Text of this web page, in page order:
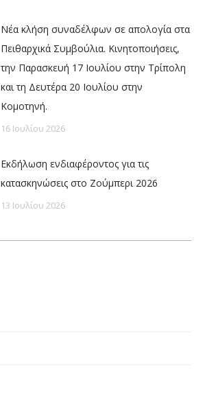
Νέα κλήση συναδέλφων σε απολογία στα
Πειθαρχικά Συμβούλια. Κινητοποιήσεις,
την Παρασκευή 17 Ιουλίου στην Τρίπολη
και τη Δευτέρα 20 Ιουλίου στην
Κομοτηνή.
16 Ιουλίου 2026
Εκδήλωση ενδιαφέροντος για τις
κατασκηνώσεις στο Ζούμπερι 2026
13 Ιουλίου 2026